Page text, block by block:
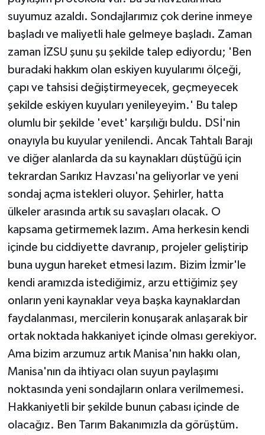
suyumuz azaldı. Sondajlarımız çok derine inmeye
başladı ve maliyetli hale gelmeye başladı. Zaman
zaman İZSU şunu şu şekilde talep ediyordu; 'Ben
buradaki hakkım olan eskiyen kuyularımı ölçeği,
çapı ve tahsisi değiştirmeyecek, geçmeyecek
şekilde eskiyen kuyuları yenileyeyim.' Bu talep
olumlu bir şekilde 'evet' karşılığı buldu. DSİ'nin
onayıyla bu kuyular yenilendi. Ancak Tahtalı Barajı
ve diğer alanlarda da su kaynakları düştüğü için
tekrardan Sarıkız Havzası'na geliyorlar ve yeni
sondaj açma istekleri oluyor. Şehirler, hatta
ülkeler arasında artık su savaşları olacak. O
kapsama getirmemek lazım. Ama herkesin kendi
içinde bu ciddiyette davranıp, projeler geliştirip
buna uygun hareket etmesi lazım. Bizim İzmir'le
kendi aramızda istediğimiz, arzu ettiğimiz şey
onların yeni kaynaklar veya başka kaynaklardan
faydalanması, mercilerin konuşarak anlaşarak bir
ortak noktada hakkaniyet içinde olması gerekiyor.
Ama bizim arzumuz artık Manisa'nın hakkı olan,
Manisa'nın da ihtiyacı olan suyun paylaşımı
noktasında yeni sondajların onlara verilmemesi.
Hakkaniyetli bir şekilde bunun çabası içinde de
olacağız. Ben Tarım Bakanımızla da görüştüm.